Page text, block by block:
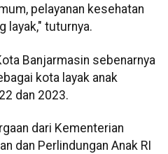
pelayanan kesehatan
layak," tuturnya.
Banjarmasin sebenarnya
kota layak anak
dan 2023.
dari Kementerian
dan Perlindungan Anak RI